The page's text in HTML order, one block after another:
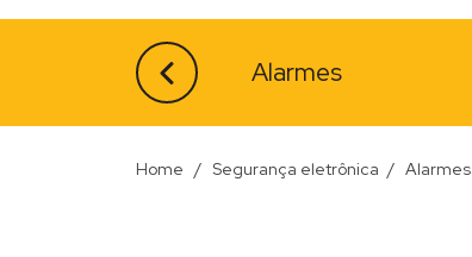
Alarmes
Home / Segurança eletrônica / Alarmes